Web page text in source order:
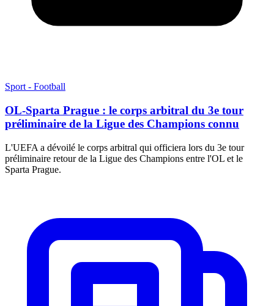
Sport - Football
OL-Sparta Prague : le corps arbitral du 3e tour
préliminaire de la Ligue des Champions connu
L'UEFA a dévoilé le corps arbitral qui officiera lors du 3e tour
préliminaire retour de la Ligue des Champions entre l'OL et le
Sparta Prague.